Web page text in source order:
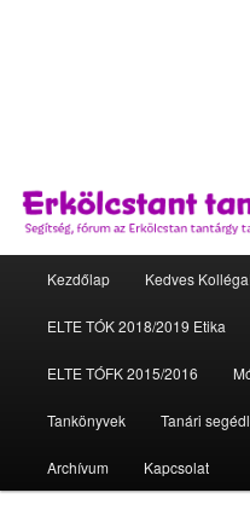
Tovább az elsődleges
Tovább a másodlagos
Kezdőlap Kedves
ELTE TÓK 2018/2019 Etika
ELTE TÓFK 2015/2016
Tankönyvek Tanári
Archívum Kapcsolat